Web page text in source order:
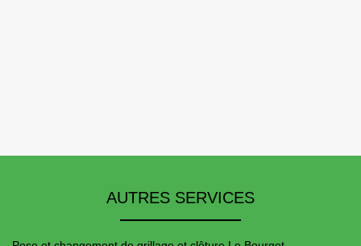
AUTRES SERVICES